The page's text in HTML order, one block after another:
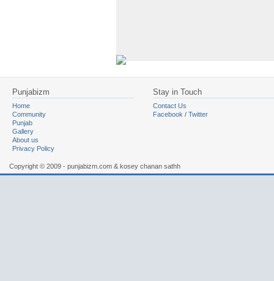
Punjabizm
Home
Community
Punjab
Gallery
About us
Privacy Policy
Stay in Touch
Contact Us
Facebook / Twitter
Copyright © 2009 - punjabizm.com & kosey chanan sathh